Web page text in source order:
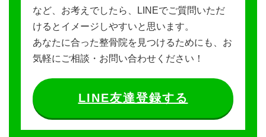
など、お考えでしたら、LINEでご質問いただ
けるとイメージしやすいと思います。
あなたに合った整骨院を見つけるためにも、お
気軽にご相談・お問い合わせください！
LINE友達登録する